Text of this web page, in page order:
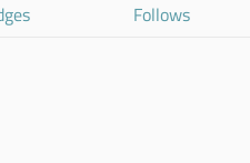
Follows